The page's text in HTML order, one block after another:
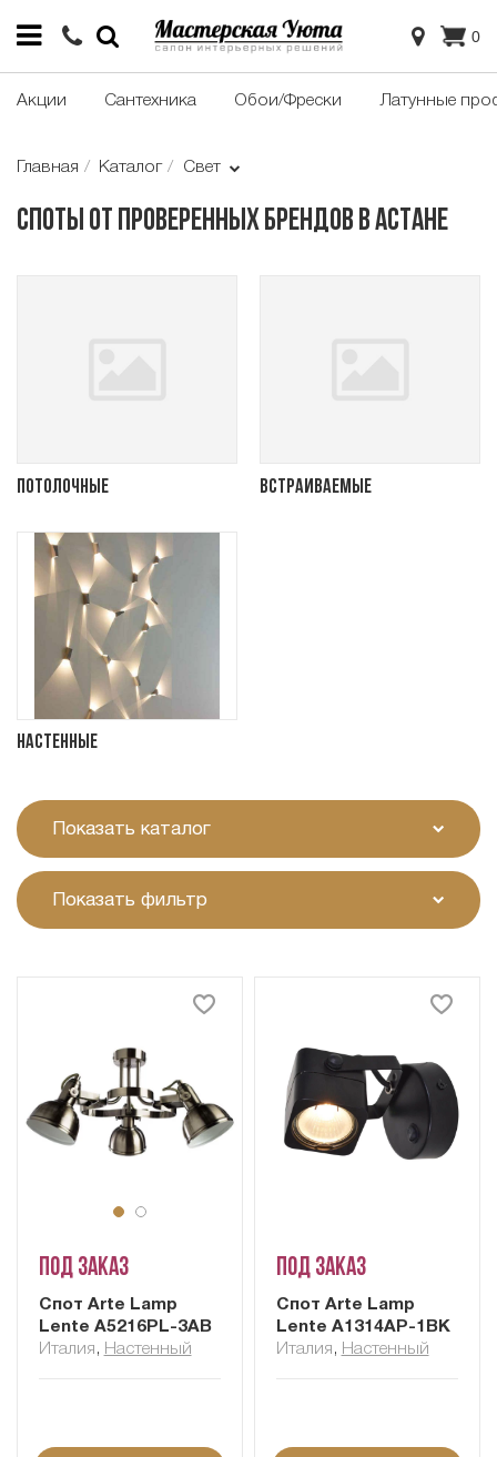
0
Акции Сантехника Обои/Фрески Латунные
Главная Каталог Свет
Споты от проверенных брендов в Астане
Потолочные Встраиваемые
Настенные
Показать каталог
Показать фильтр
Под заказ
Cпот Arte Lamp
Lente A5216PL-3AB
Италия , Настенный
Под заказ
Cпот Arte Lamp
Lente A1314AP-1BK
Италия , Настенный